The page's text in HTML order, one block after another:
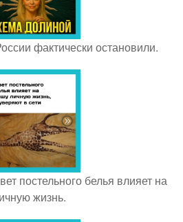
фактически остановили.
постельного белья влияет на
жизнь.